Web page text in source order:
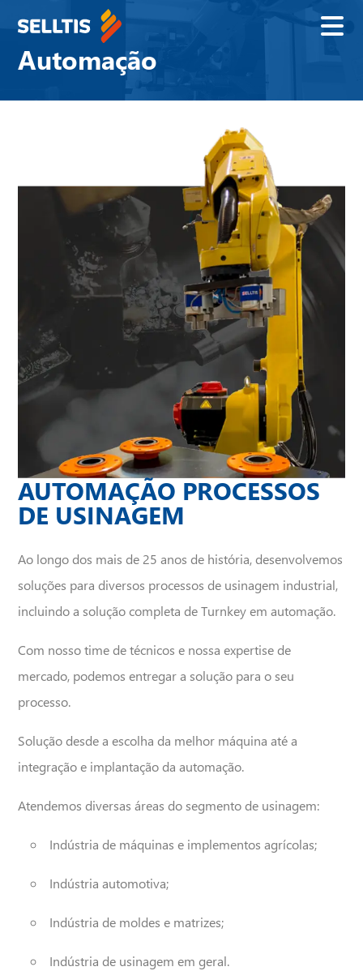
Automação
AUTOMAÇÃO PROCESSOS
DE USINAGEM
Ao longo dos mais de 25 anos de história, desenvolvemos
soluções para diversos processos de usinagem industrial,
incluindo a solução completa de Turnkey em automação.
Com nosso time de técnicos e nossa expertise de
mercado, podemos entregar a solução para o seu
processo.
Solução desde a escolha da melhor máquina até a
integração e implantação da automação.
Atendemos diversas áreas do segmento de usinagem:
Indústria de máquinas e implementos agrícolas;
Indústria automotiva;
Indústria de moldes e matrizes;
Indústria de usinagem em geral.
Telefone
Empresa
Observação
enviar